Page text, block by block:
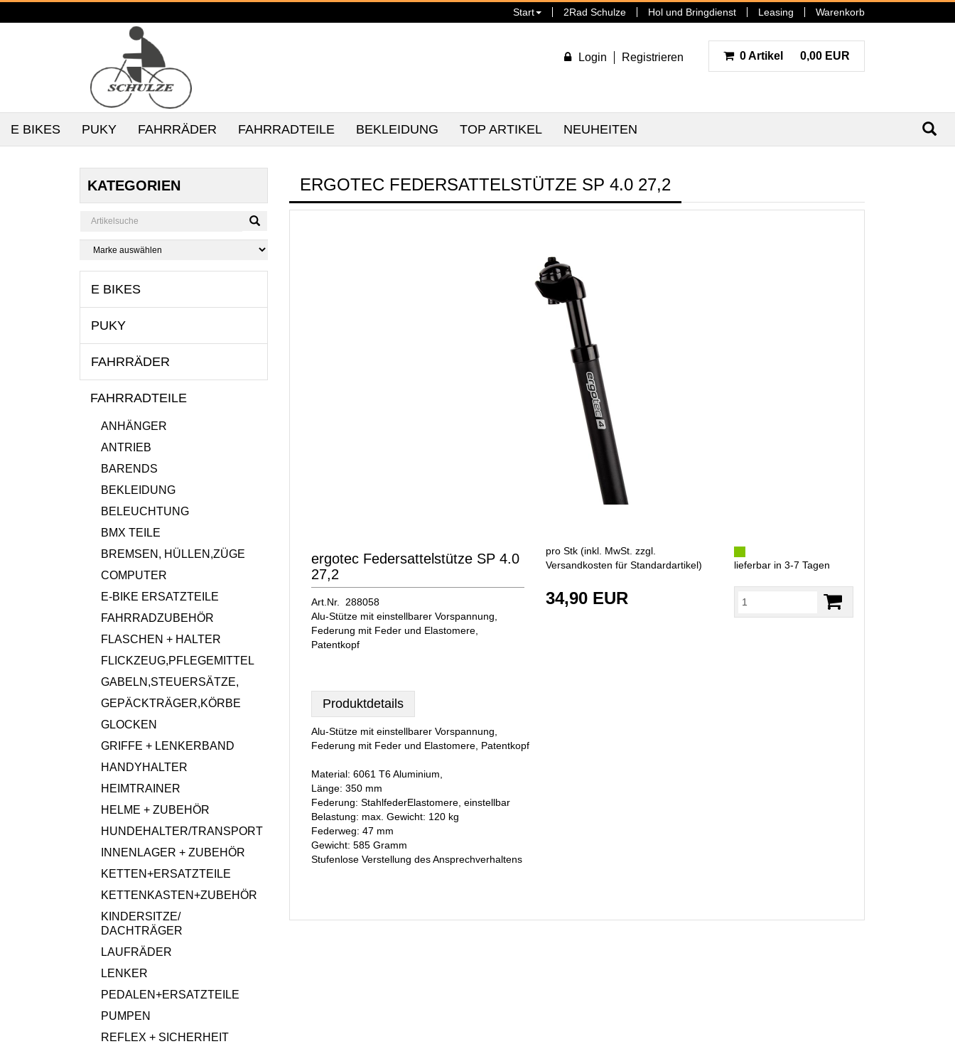
Start 2Rad Schulze Hol und Bringdienst Leasing Warenkorb
Login Registrieren 0 Artikel 0,00 EUR
E BIKES PUKY FAHRRÄDER FAHRRADTEILE BEKLEIDUNG TOP ARTIKEL NEUHEITEN
KATEGORIEN
E BIKES
PUKY
FAHRRÄDER
FAHRRADTEILE
ANHÄNGER
ANTRIEB
BARENDS
BEKLEIDUNG
BELEUCHTUNG
BMX TEILE
BREMSEN, HÜLLEN,ZÜGE
COMPUTER
E-BIKE ERSATZTEILE
FAHRRADZUBEHÖR
FLASCHEN + HALTER
FLICKZEUG,PFLEGEMITTEL
GABELN,STEUERSÄTZE,
GEPÄCKTRÄGER,KÖRBE
GLOCKEN
GRIFFE + LENKERBAND
HANDYHALTER
HEIMTRAINER
HELME + ZUBEHÖR
HUNDEHALTER/TRANSPORT
INNENLAGER + ZUBEHÖR
KETTEN+ERSATZTEILE
KETTENKASTEN+ZUBEHÖR
KINDERSITZE/
DACHTRÄGER
LAUFRÄDER
LENKER
PEDALEN+ERSATZTEILE
PUMPEN
REFLEX + SICHERHEIT
ERGOTEC FEDERSATTELSTÜTZE SP 4.0 27,2
ergotec Federsattelstütze SP 4.0
27,2
Art.Nr. 288058
Alu-Stütze mit einstellbarer Vorspannung,
Federung mit Feder und Elastomere,
Patentkopf
pro Stk (inkl. MwSt. zzgl.
Versandkosten für Standardartikel)
34,90 EUR
lieferbar in 3-7 Tagen
Produktdetails
Alu-Stütze mit einstellbarer Vorspannung,
Federung mit Feder und Elastomere, Patentkopf
Material: 6061 T6 Aluminium,
Länge: 350 mm
Federung: StahlfederElastomere, einstellbar
Belastung: max. Gewicht: 120 kg
Federweg: 47 mm
Gewicht: 585 Gramm
Stufenlose Verstellung des Ansprechverhaltens